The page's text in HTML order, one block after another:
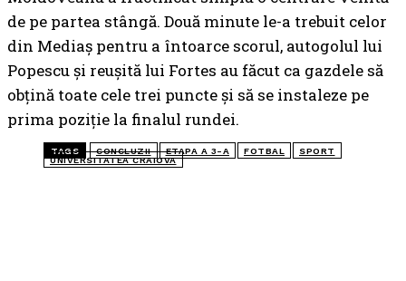
de pe partea stângă. Două minute le-a trebuit celor
din Mediaș pentru a întoarce scorul, autogolul lui
Popescu și reușită lui Fortes au făcut ca gazdele să
obțină toate cele trei puncte și să se instaleze pe
prima poziție la finalul rundei.
TAGS CONCLUZII ETAPA A 3-A FOTBAL
SPORT
UNIVERSITATEA CRAIOVA